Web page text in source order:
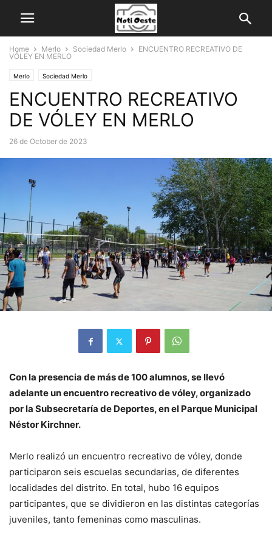
Home Merlo Sociedad Merlo
ENCUENTRO RECREATIVO DE
VÓLEY EN MERLO
Merlo Sociedad Merlo
ENCUENTRO RECREATIVO
DE VÓLEY EN MERLO
26 de October de 2023
Con la presencia de más de 100 alumnos, se llevó
adelante un encuentro recreativo de vóley, organizado
por la Subsecretaría de Deportes, en el Parque Municipal
Néstor Kirchner.
Merlo realizó un encuentro recreativo de vóley, donde
participaron seis escuelas secundarias, de diferentes
localidades del distrito. En total, hubo 16 equipos
participantes, que se dividieron en las distintas categorías
juveniles, tanto femeninas como masculinas.